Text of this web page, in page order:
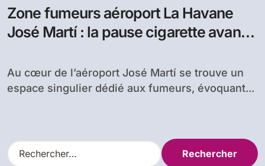
Zone fumeurs aéroport La Havane
José Martí : la pause cigarette avant
Au cœur de l’aéroport José Martí se trouve un
espace singulier dédié aux fumeurs, évoquant...
R
e